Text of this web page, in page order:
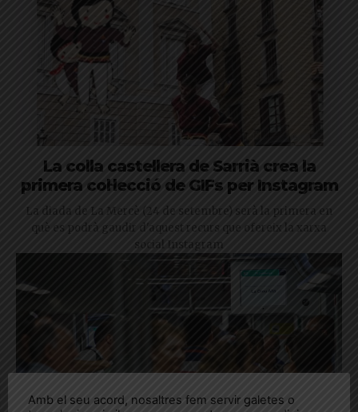
La colla castellera de Sarrià crea la
primera col·lecció de GIFs per Instagram
La diada de La Mercè (24 de setembre) serà la primera en
què es podrà gaudir d'aquest recurs que ofereix la xarxa
social Instagram
Amb el seu acord, nosaltres fem servir galetes o